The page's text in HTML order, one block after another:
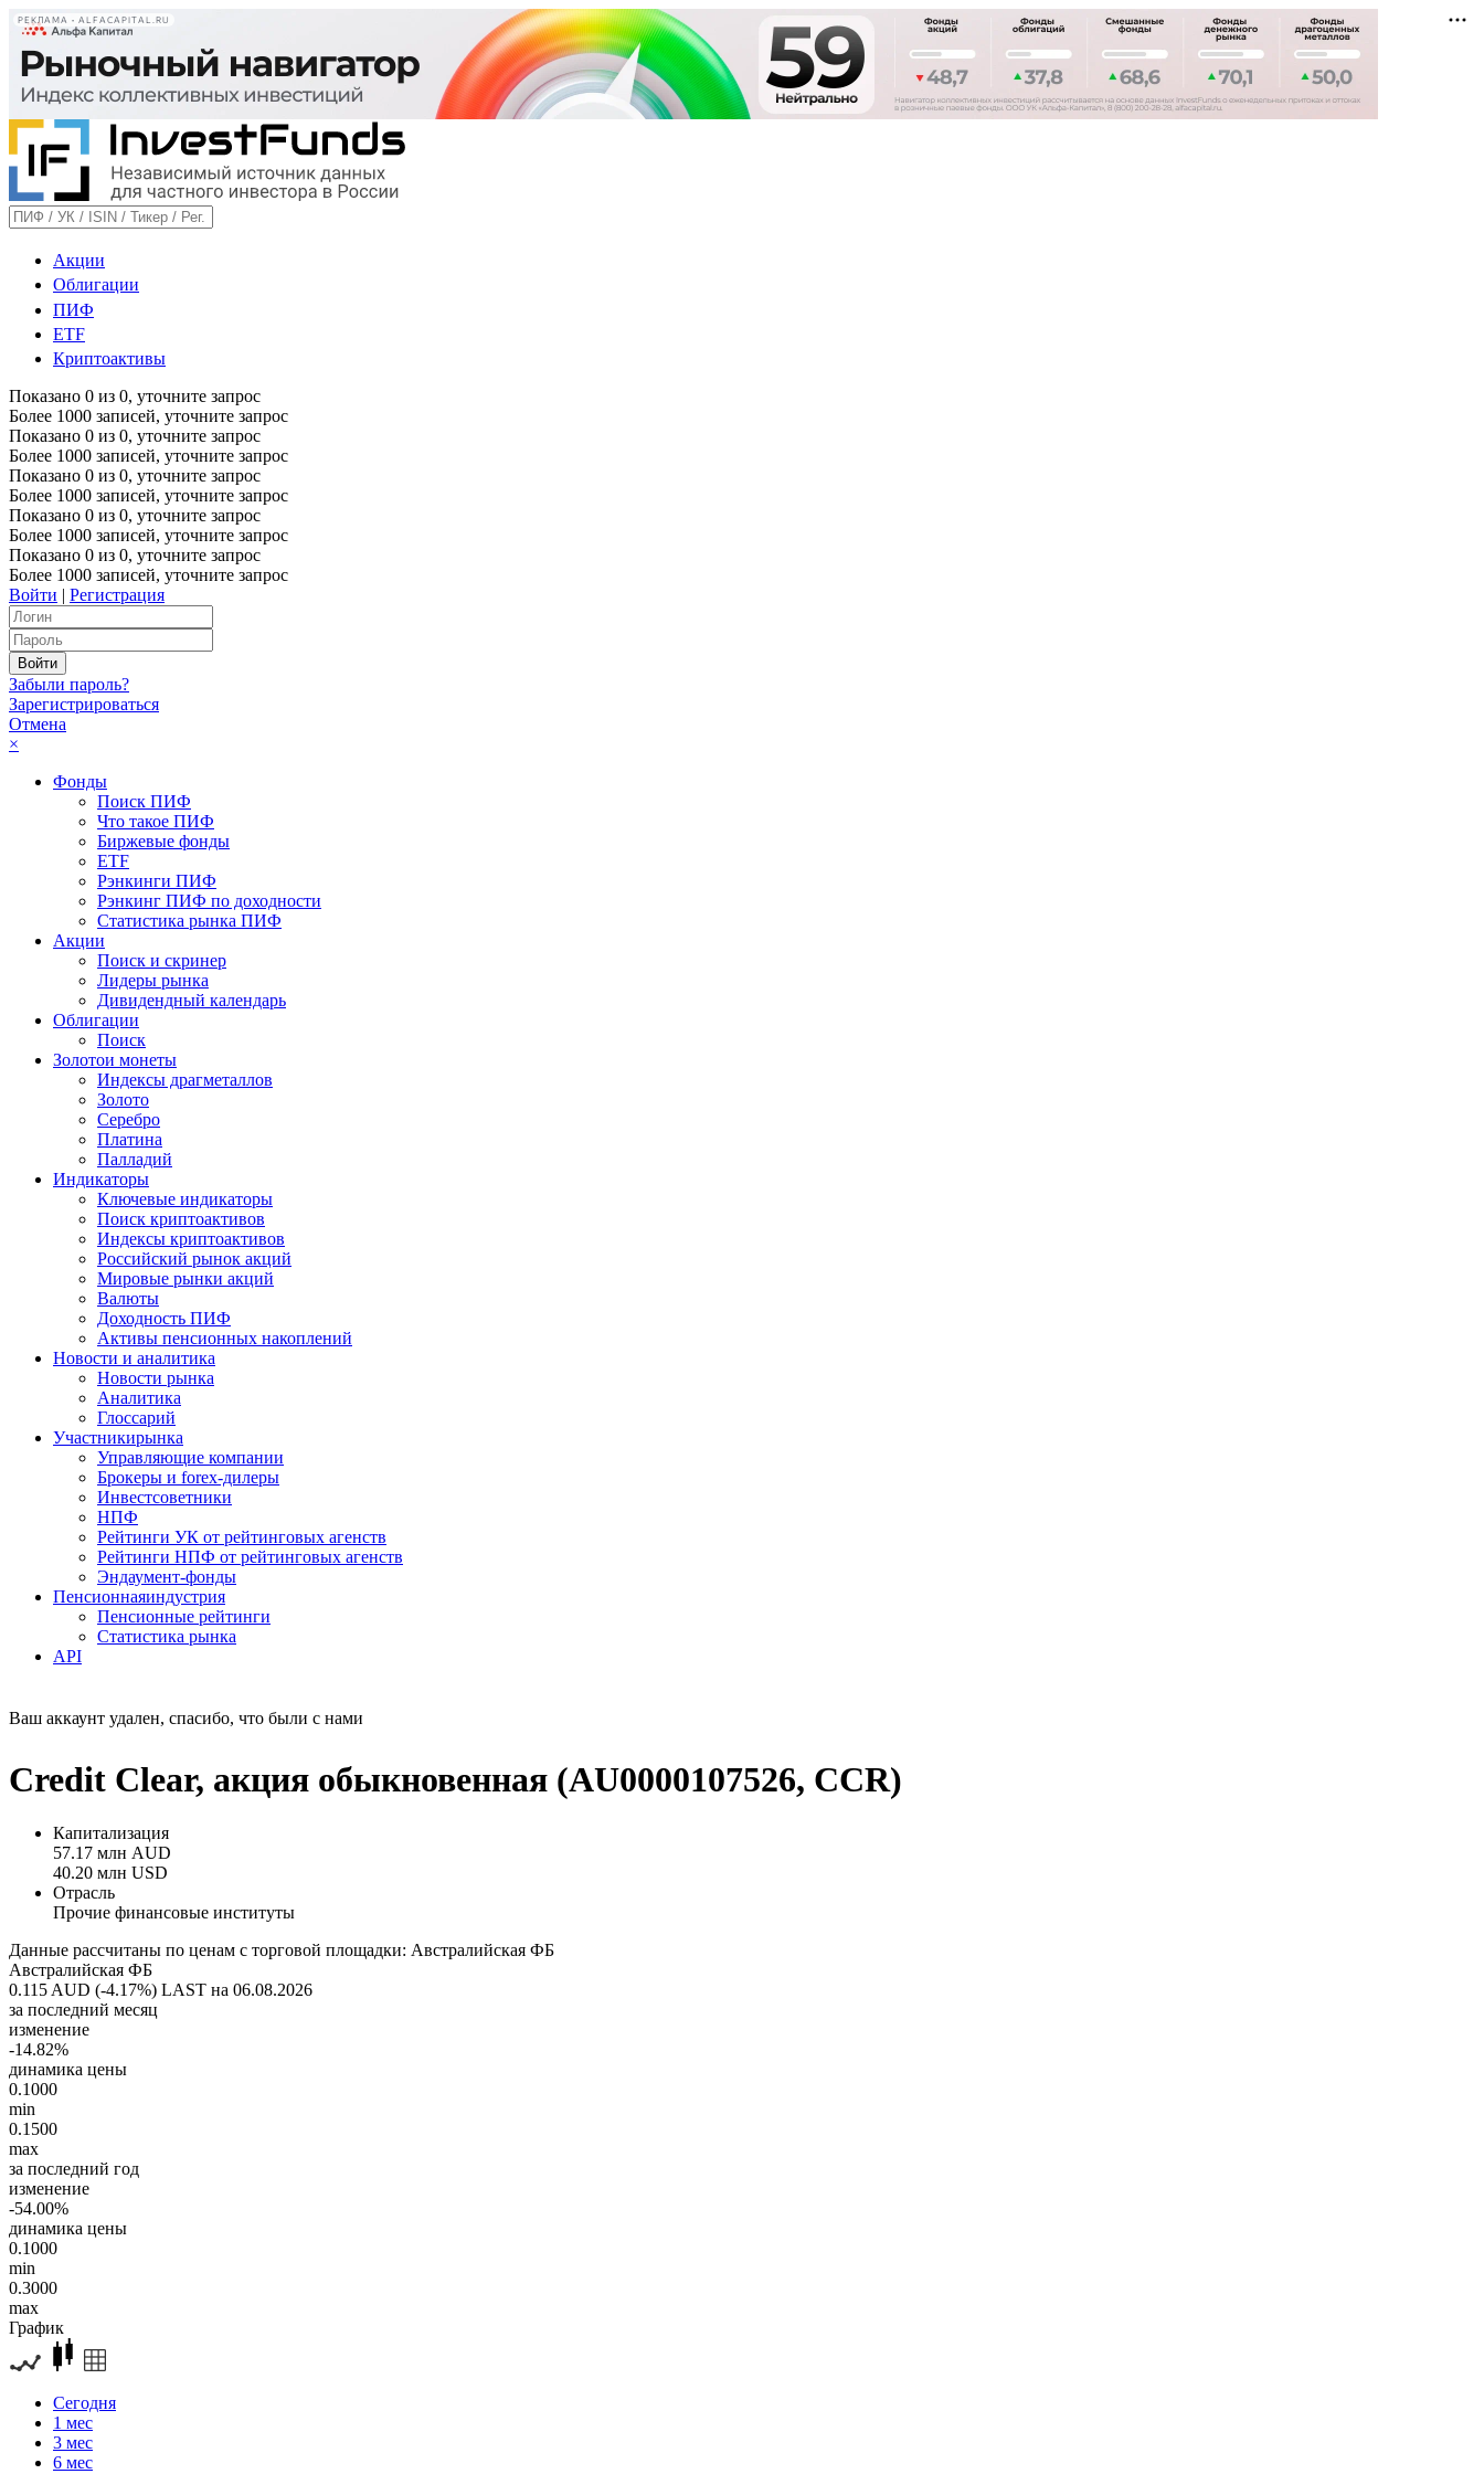
РЕКЛАМА • ALFACAPITAL.RU
Акции
Облигации
ПИФ
ETF
Криптоактивы
Показано 0 из 0, уточните запрос
Более 1000 записей, уточните запрос
Показано 0 из 0, уточните запрос
Более 1000 записей, уточните запрос
Показано 0 из 0, уточните запрос
Более 1000 записей, уточните запрос
Показано 0 из 0, уточните запрос
Более 1000 записей, уточните запрос
Показано 0 из 0, уточните запрос
Более 1000 записей, уточните запрос
Войти | Регистрация
Забыли пароль?
Зарегистрироваться
Отмена
×
Фонды
Поиск ПИФ
Что такое ПИФ
Биржевые фонды
ETF
Рэнкинги ПИФ
Рэнкинг ПИФ по доходности
Статистика рынка ПИФ
Акции
Поиск и скринер
Лидеры рынка
Дивидендный календарь
Облигации
Поиск
Золотои монеты
Индексы драгметаллов
Золото
Серебро
Платина
Палладий
Индикаторы
Ключевые индикаторы
Поиск криптоактивов
Индексы криптоактивов
Российский рынок акций
Мировые рынки акций
Валюты
Доходность ПИФ
Активы пенсионных накоплений
Новости и аналитика
Новости рынка
Аналитика
Глоссарий
Участникирынка
Управляющие компании
Брокеры и forex-дилеры
Инвестсоветники
НПФ
Рейтинги УК от рейтинговых агенств
Рейтинги НПФ от рейтинговых агенств
Эндаумент-фонды
Пенсионнаяиндустрия
Пенсионные рейтинги
Статистика рынка
API
Ваш аккаунт удален, спасибо, что были с нами
Credit Clear, акция обыкновенная (AU0000107526, CCR)
Капитализация
57.17 млн AUD
40.20 млн USD
Отрасль
Прочие финансовые институты
Данные рассчитаны по ценам с торговой площадки: Австралийская ФБ
Австралийская ФБ
0.115 AUD (-4.17%) LAST на 06.08.2026
за последний месяц
изменение
-14.82%
динамика цены
0.1000
min
0.1500
max
за последний год
изменение
-54.00%
динамика цены
0.1000
min
0.3000
max
График
Сегодня
1 мес
3 мес
6 мес